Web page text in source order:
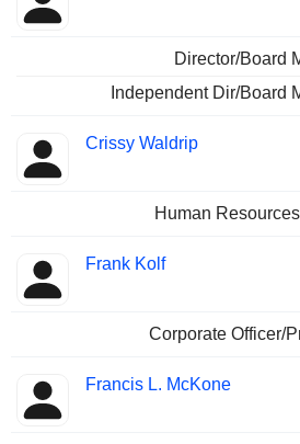
Director/Board
Independent Dir/Board
Crissy Waldrip
Human
Frank Kolf
Corporate Officer/
Francis L. McKone